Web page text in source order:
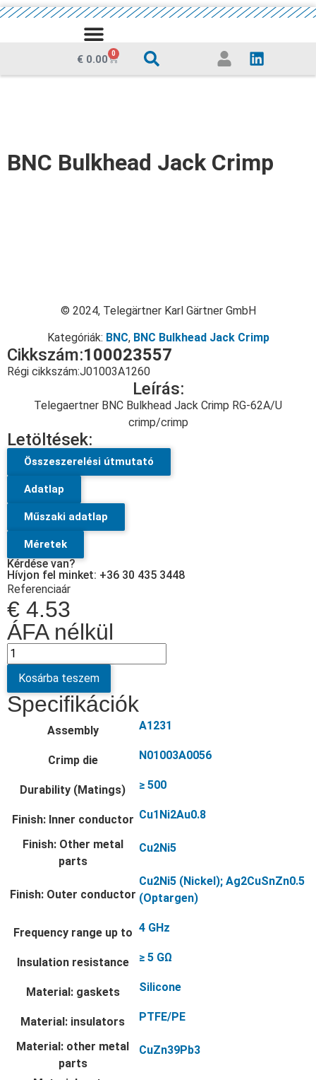
€ 0.00 0
BNC Bulkhead Jack Crimp
© 2024, Telegärtner Karl Gärtner GmbH
Kategóriák: BNC, BNC Bulkhead Jack Crimp
Cikkszám:100023557
Régi cikkszám:J01003A1260
Leírás:
Telegaertner BNC Bulkhead Jack Crimp RG-62A/U
crimp/crimp
Letöltések:
Összeszerelési útmutató
Adatlap
Műszaki adatlap
Méretek
Kérdése van?
Hívjon fel minket: +36 30 435 3448
Referenciaár
€ 4.53
ÁFA nélkül
Kosárba teszem
Specifikációk
Assembly A1231
Crimp die N01003A0056
Durability (Matings) ≥ 500
Finish: Inner conductor Cu1Ni2Au0.8
Finish: Other metal
parts
Cu2Ni5
Finish: Outer conductor
Cu2Ni5 (Nickel); Ag2CuSnZn0.5
(Optargen)
Frequency range up to 4 GHz
Insulation resistance ≥ 5 GΩ
Material: gaskets Silicone
Material: insulators PTFE/PE
Material: other metal
parts
CuZn39Pb3